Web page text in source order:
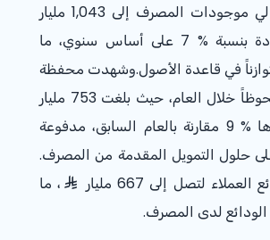
المصرف إلى 1,043 مليار
، مسجلاً زيادة بنسبة % 7 على أساس سنوي، ما
في قاعدة الأصول.وشهدت محفظة
خلال العام، حيث بلغت 753 مليار
، بزيادة قدرها % 9 مقارنة بالعام السابق، مدفوعة
حلول التمويل المقدمة من المصرف.
لتصل إلى 667 مليار
، ما
لدى المصرف.